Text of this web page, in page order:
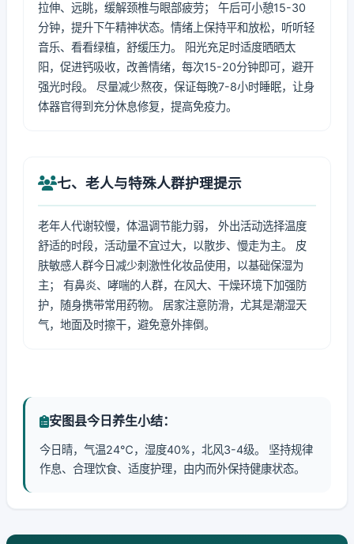
拉伸、远眺，缓解颈椎与眼部疲劳； 午后可小憩15-30
分钟，提升下午精神状态。情绪上保持平和放松，听听轻
音乐、看看绿植，舒缓压力。 阳光充足时适度晒晒太
阳，促进钙吸收，改善情绪，每次15-20分钟即可，避开
强光时段。 尽量减少熬夜，保证每晚7-8小时睡眠，让身
体器官得到充分休息修复，提高免疫力。
七、老人与特殊人群护理提示
老年人代谢较慢，体温调节能力弱， 外出活动选择温度
舒适的时段，活动量不宜过大，以散步、慢走为主。 皮
肤敏感人群今日减少刺激性化妆品使用，以基础保湿为
主； 有鼻炎、哮喘的人群，在风大、干燥环境下加强防
护，随身携带常用药物。 居家注意防滑，尤其是潮湿天
气，地面及时擦干，避免意外摔倒。
安图县今日养生小结：
今日晴，气温24℃，湿度40%，北风3-4级。 坚持规律
作息、合理饮食、适度护理，由内而外保持健康状态。